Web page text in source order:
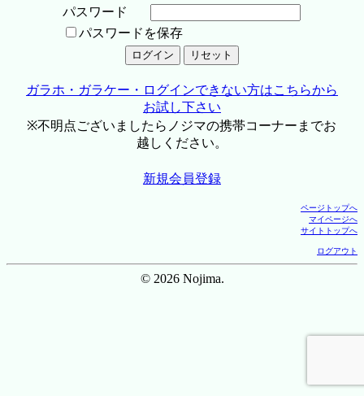
パスワード
パスワードを保存
ガラホ・ガラケー・ログインできない方はこちらから
お試し下さい
※不明点ございましたらノジマの携帯コーナーまでお
越しください。
新規会員登録
ページトップへ
マイページへ
サイトトップへ
ログアウト
© 2026 Nojima.